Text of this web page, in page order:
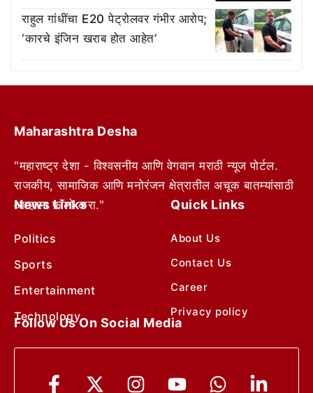
राहुल गांधींचा E20 पेट्रोलवर गंभीर आरोप;
‘कारचे इंजिन खराब होत आहेत’
Maharashtra Desha
"महाराष्ट्र देशा - विश्वसनीय आणि वेगवान मराठी न्यूज पोर्टल.
राजकीय, सामाजिक आणि मनोरंजन क्षेत्रातील अचूक बातम्यांसाठी
आम्हाला फॉलो करा."
News Links
Politics
Sports
Entertainment
Technology
Quick Links
About Us
Contact Us
Career
Privacy policy
Follow Us On Social Media